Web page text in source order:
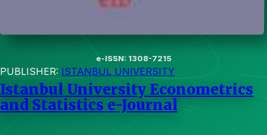
e-ISSN: 1308-7215
PUBLISHER: ISTANBUL UNIVERSITY
Istanbul University Econometrics
and Statistics e-Journal